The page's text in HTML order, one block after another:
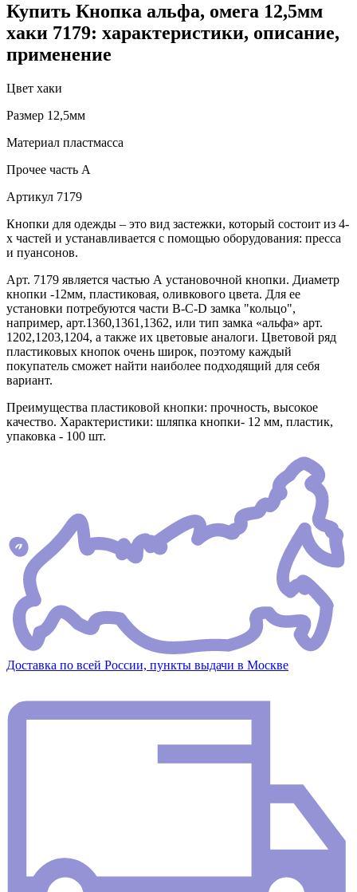
Купить Кнопка альфа, омега 12,5мм
хаки 7179: характеристики, описание,
применение
Цвет хаки
Размер 12,5мм
Материал пластмасса
Прочее часть A
Артикул 7179
Кнопки для одежды – это вид застежки, который состоит из 4-
х частей и устанавливается с помощью оборудования: пресса
и пуансонов.
Арт. 7179 является частью А установочной кнопки. Диаметр
кнопки -12мм, пластиковая, оливкового цвета. Для ее
установки потребуются части В-C-D замка "кольцо",
например, арт.1360,1361,1362, или тип замка «альфа» арт.
1202,1203,1204, а также их цветовые аналоги. Цветовой ряд
пластиковых кнопок очень широк, поэтому каждый
покупатель сможет найти наиболее подходящий для себя
вариант.
Преимущества пластиковой кнопки: прочность, высокое
качество. Характеристики: шляпка кнопки- 12 мм, пластик,
упаковка - 100 шт.
Доставка по всей России, пункты выдачи в Москве